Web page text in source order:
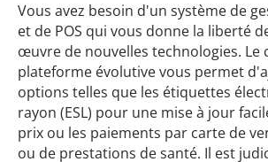
Vous avez besoin d'un système de
et de POS qui vous donne la liberté
œuvre de nouvelles technologies. Le
plateforme évolutive vous permet
options telles que les étiquettes
rayon (ESL) pour une mise à jour
prix ou les paiements par carte de
ou de prestations de santé. Il est